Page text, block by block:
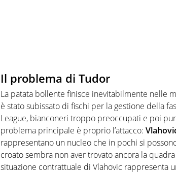
Il problema di Tudor
La patata bollente finisce inevitabilmente nelle
è stato subissato di fischi per la gestione della
League, bianconeri troppo preoccupati e poi
problema principale è proprio l’attacco:
rappresentano un nucleo che in pochi si
croato sembra non aver trovato ancora la
situazione contrattuale di Vlahovic rappresenta